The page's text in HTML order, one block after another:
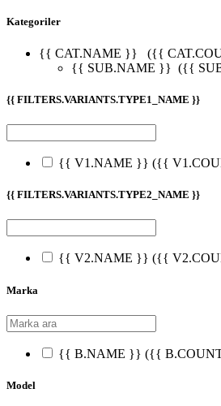
Kategoriler
{{ CAT.NAME }}
({{
{{ SUB.NAME }} ({{
{{ FILTERS.VARIANTS.TYPE1_NAME }}
{{ V1.NAME }} ({{
{{ FILTERS.VARIANTS.TYPE2_NAME }}
{{ V2.NAME }} ({{
Marka
{{ B.NAME }} ({{
Model